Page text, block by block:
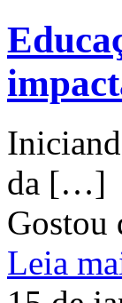
da […]
Gostou
Leia